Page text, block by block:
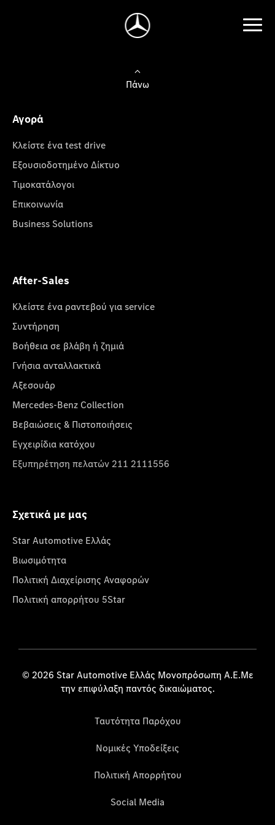
Πάνω
Αγορά
Κλείστε ένα test drive
Εξουσιοδοτημένο Δίκτυο
Τιμοκατάλογοι
Επικοινωνία
Business Solutions
After-Sales
Κλείστε ένα ραντεβού για service
Συντήρηση
Βοήθεια σε βλάβη ή ζημιά
Γνήσια ανταλλακτικά
Αξεσουάρ
Mercedes-Benz Collection
Βεβαιώσεις & Πιστοποιήσεις
Εγχειρίδια κατόχου
Εξυπηρέτηση πελατών 211 2111556
Σχετικά με μας
Star Automotive Ελλάς
Βιωσιμότητα
Πολιτική Διαχείρισης Αναφορών
Πολιτική απορρήτου 5Star
© 2026 Star Automotive Ελλάς Μονοπρόσωπη Α.Ε.Με
την επιφύλαξη παντός δικαιώματος.
Ταυτότητα Παρόχου
Νομικές Υποδείξεις
Πολιτική Απορρήτου
Social Media